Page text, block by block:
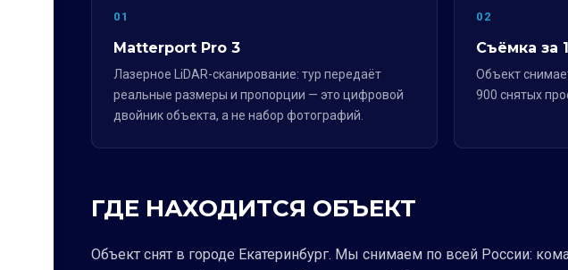
01
Matterport Pro 3
Лазерное LiDAR-сканирование: тур передаёт
реальные размеры и пропорции — это цифровой
двойник объекта, а не набор фотографий.
02
Съёмка за
Объект
900 снятых
ГДЕ НАХОДИТСЯ ОБЪЕКТ
Объект снят в городе Екатеринбург. Мы снимаем по всей России: